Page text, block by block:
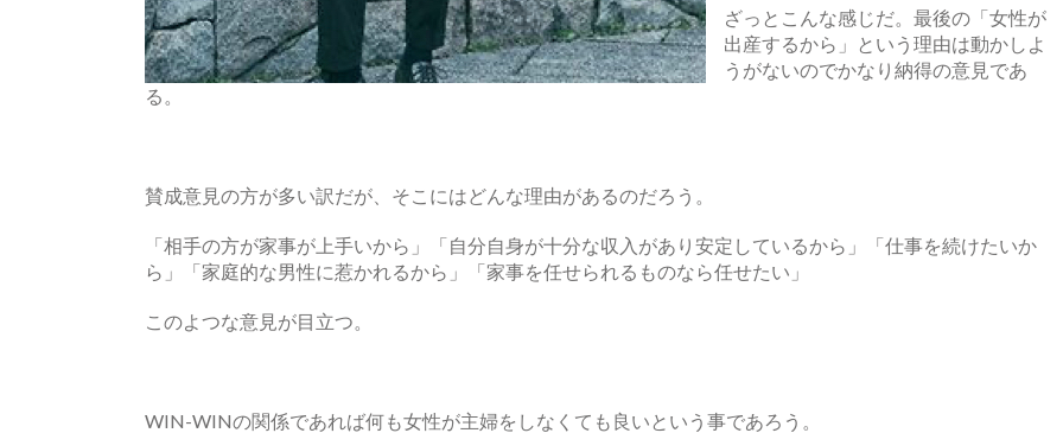
ざっとこんな感じだ。最後の「女性が
出産するから」という理由は動かしよ
うがないのでかなり納得の意見であ
る。
賛成意見の方が多い訳だが、そこにはどんな理由があるのだろう。
「相手の方が家事が上手いから」「自分自身が十分な収入があり安定しているから」「仕事を続けたいか
ら」「家庭的な男性に惹かれるから」「家事を任せられるものなら任せたい」
このよつな意見が目立つ。
WIN-WINの関係であれば何も女性が主婦をしなくても良いという事であろう。